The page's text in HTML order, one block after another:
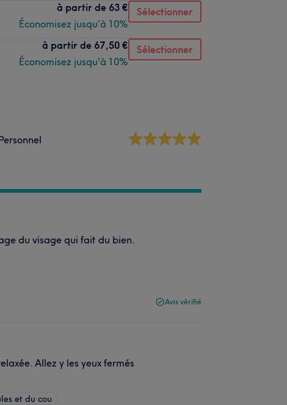
à partir de 63 €
Économisez jusqu'à 10%
Sélectionner
à partir de 67,50 €
Économisez jusqu'à 10%
Sélectionner
du visage qui fait du bien.
Avis vérifié
Allez y les yeux fermés
et du cou